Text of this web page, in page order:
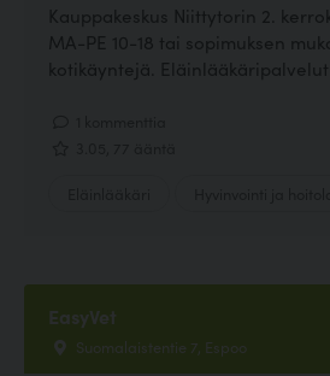
Kauppakeskus Niittytorin 2.
MA-PE 10-18 tai sopimuksen
kotikäyntejä. Eläinlääkäripalvelut
EasyVet
Suomalaistentie 7, Espoo